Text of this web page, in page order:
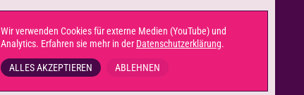
Wir verwenden Cookies für externe Medien (YouTube) und
Analytics. Erfahren sie mehr in der Datenschutzerklärung.
ALLES AKZEPTIEREN ABLEHNEN